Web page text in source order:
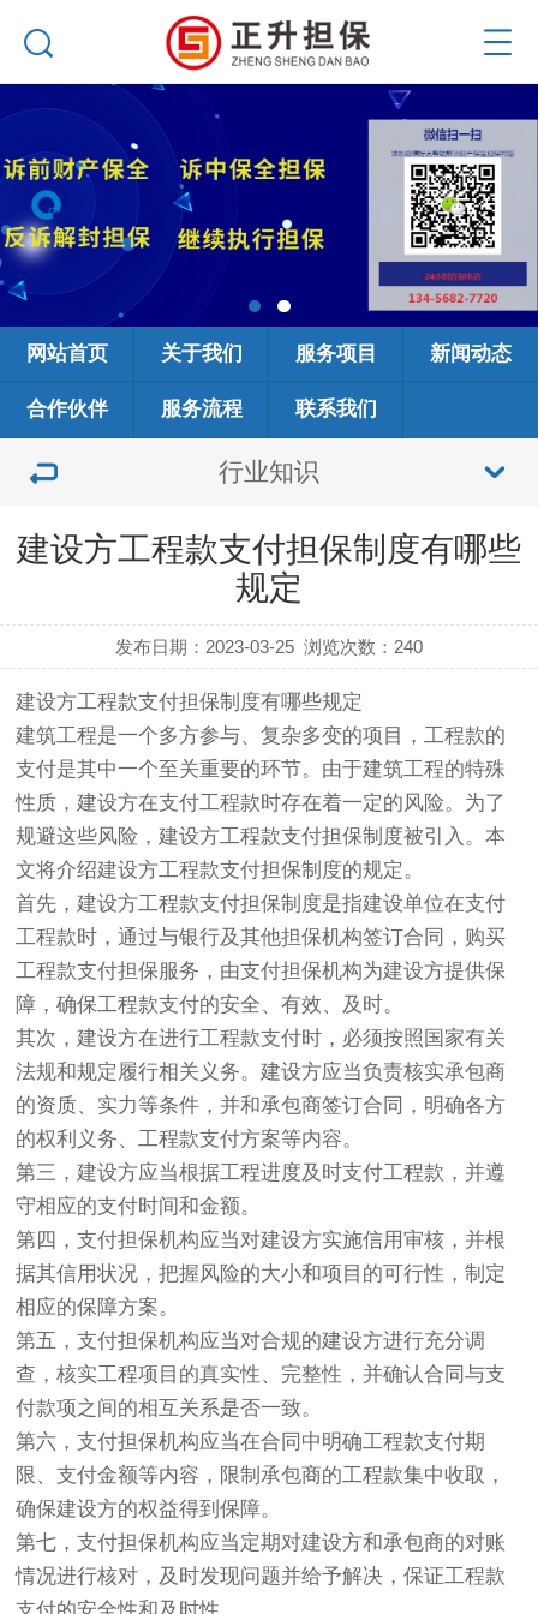
网站首页 关于我们 服务项目 新闻动态
合作伙伴 服务流程 联系我们
行业知识
建设方工程款支付担保制度有哪些
规定
发布日期：2023-03-25 浏览次数： 240
建设方工程款支付担保制度有哪些规定
建筑工程是一个多方参与、复杂多变的项目，工程款的
支付是其中一个至关重要的环节。由于建筑工程的特殊
性质，建设方在支付工程款时存在着一定的风险。为了
规避这些风险，建设方工程款支付担保制度被引入。本
文将介绍建设方工程款支付担保制度的规定。
首先，建设方工程款支付担保制度是指建设单位在支付
工程款时，通过与银行及其他担保机构签订合同，购买
工程款支付担保服务，由支付担保机构为建设方提供保
障，确保工程款支付的安全、有效、及时。
其次，建设方在进行工程款支付时，必须按照国家有关
法规和规定履行相关义务。建设方应当负责核实承包商
的资质、实力等条件，并和承包商签订合同，明确各方
的权利义务、工程款支付方案等内容。
第三，建设方应当根据工程进度及时支付工程款，并遵
守相应的支付时间和金额。
第四，支付担保机构应当对建设方实施信用审核，并根
据其信用状况，把握风险的大小和项目的可行性，制定
相应的保障方案。
第五，支付担保机构应当对合规的建设方进行充分调
查，核实工程项目的真实性、完整性，并确认合同与支
付款项之间的相互关系是否一致。
第六，支付担保机构应当在合同中明确工程款支付期
限、支付金额等内容，限制承包商的工程款集中收取，
确保建设方的权益得到保障。
第七，支付担保机构应当定期对建设方和承包商的对账
情况进行核对，及时发现问题并给予解决，保证工程款
支付的安全性和及时性。